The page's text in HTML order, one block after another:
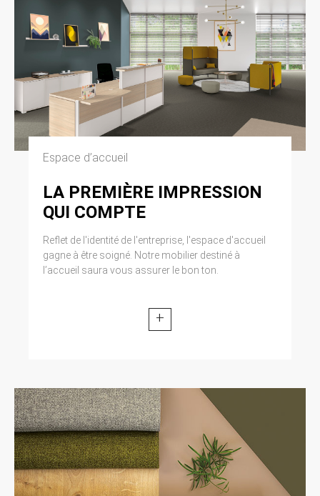
Espace d’accueil
LA PREMIÈRE IMPRESSION
QUI COMPTE
Reflet de l'identité de l'entreprise, l'espace d'accueil
gagne à être soigné. Notre mobilier destiné à
l’accueil saura vous assurer le bon ton.
+